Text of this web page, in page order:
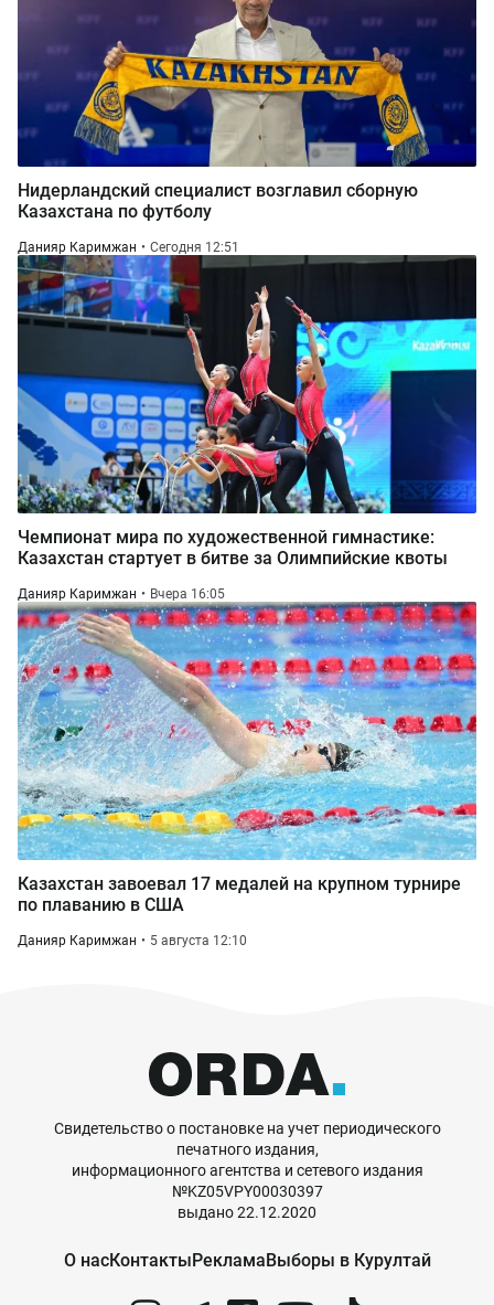
Нидерландский специалист возглавил сборную
Казахстана по футболу
Данияр Каримжан Сегодня 12:51
Чемпионат мира по художественной гимнастике:
Казахстан стартует в битве за Олимпийские квоты
Данияр Каримжан Вчера 16:05
Казахстан завоевал 17 медалей на крупном турнире
по плаванию в США
Данияр Каримжан 5 августа 12:10
Свидетельство о постановке на учет периодического
печатного издания,
информационного агентства и сетевого издания
№KZ05VPY00030397
выдано 22.12.2020
О насКонтактыРекламаВыборы в Курултай